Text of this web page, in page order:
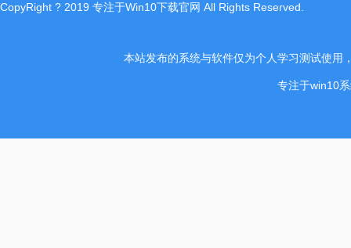
CopyRight ? 2019 专注于Win10下载官网 All Rights Reserved.
本站发布的系统与软件仅为个人学习测试使用
专注于win10